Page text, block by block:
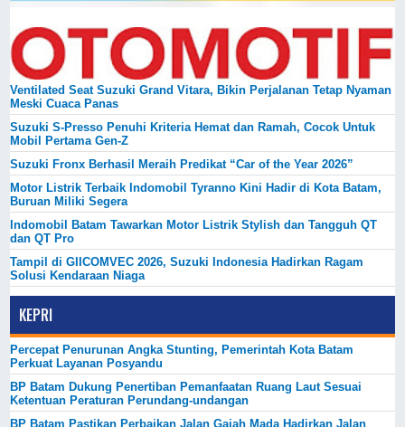
Ventilated Seat Suzuki Grand Vitara, Bikin Perjalanan Tetap Nyaman
Meski Cuaca Panas
Suzuki S-Presso Penuhi Kriteria Hemat dan Ramah, Cocok Untuk
Mobil Pertama Gen-Z
Suzuki Fronx Berhasil Meraih Predikat “Car of the Year 2026”
Motor Listrik Terbaik Indomobil Tyranno Kini Hadir di Kota Batam,
Buruan Miliki Segera
Indomobil Batam Tawarkan Motor Listrik Stylish dan Tangguh QT
dan QT Pro
Tampil di GIICOMVEC 2026, Suzuki Indonesia Hadirkan Ragam
Solusi Kendaraan Niaga
KEPRI
Percepat Penurunan Angka Stunting, Pemerintah Kota Batam
Perkuat Layanan Posyandu
BP Batam Dukung Penertiban Pemanfaatan Ruang Laut Sesuai
Ketentuan Peraturan Perundang-undangan
BP Batam Pastikan Perbaikan Jalan Gajah Mada Hadirkan Jalan